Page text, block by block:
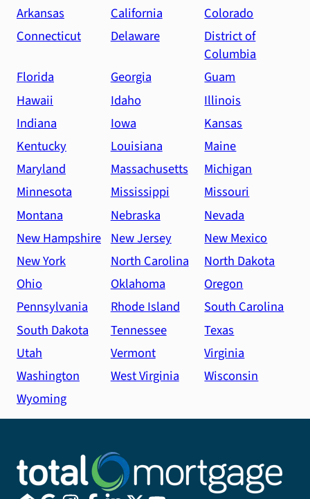
Arkansas
California
Colorado
Connecticut
Delaware
District of
Columbia
Florida
Georgia
Guam
Hawaii
Idaho
Illinois
Indiana
Iowa
Kansas
Kentucky
Louisiana
Maine
Maryland
Massachusetts
Michigan
Minnesota
Mississippi
Missouri
Montana
Nebraska
Nevada
New Hampshire New Jersey
New Mexico
New York
North Carolina
North Dakota
Ohio
Oklahoma
Oregon
Pennsylvania
Rhode Island
South Carolina
South Dakota
Tennessee
Texas
Utah
Vermont
Virginia
Washington
West Virginia
Wisconsin
Wyoming